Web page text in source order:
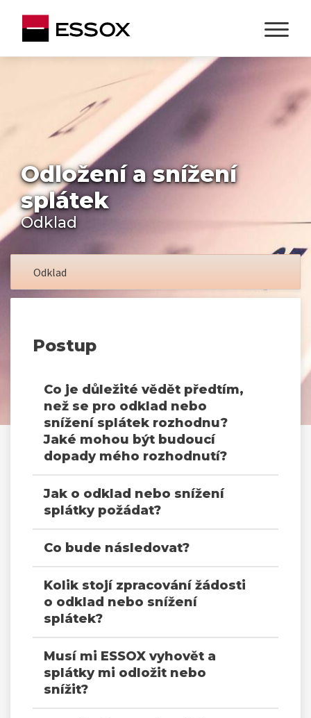
Odložení a snížení
splátek
Odklad
Odklad
Postup
Co je důležité vědět předtím,
než se pro odklad nebo
snížení splátek rozhodnu?
Jaké mohou být budoucí
dopady mého rozhodnutí?
Jak o odklad nebo snížení
splátky požádat?
Co bude následovat?
Kolik stojí zpracování žádosti
o odklad nebo snížení
splátek?
Musí mi ESSOX vyhovět a
splátky mi odložit nebo
snížit?